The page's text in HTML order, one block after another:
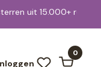
uit 15.000+
0